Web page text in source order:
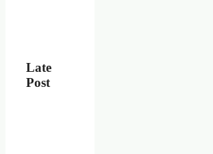
Late
Post